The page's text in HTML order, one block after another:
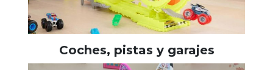
Coches, pistas y garajes